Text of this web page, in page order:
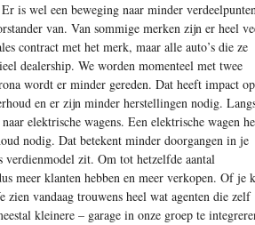
is wel een beweging naar minder
van. Van sommige merken zijn er heel
contract met het merk, maar alle auto’s die ze
dealership. We worden momenteel met twee
wordt er minder gereden. Dat heeft impact op
en er zijn minder herstellingen nodig.
elektrische wagens. Een elektrische wagen
nodig. Dat betekent minder doorgangen in je
verdienmodel zit. Om tot hetzelfde aantal
meer klanten hebben en meer verkopen. Of je
zien vandaag trouwens heel wat agenten die zelf
kleinere – garage in onze groep te